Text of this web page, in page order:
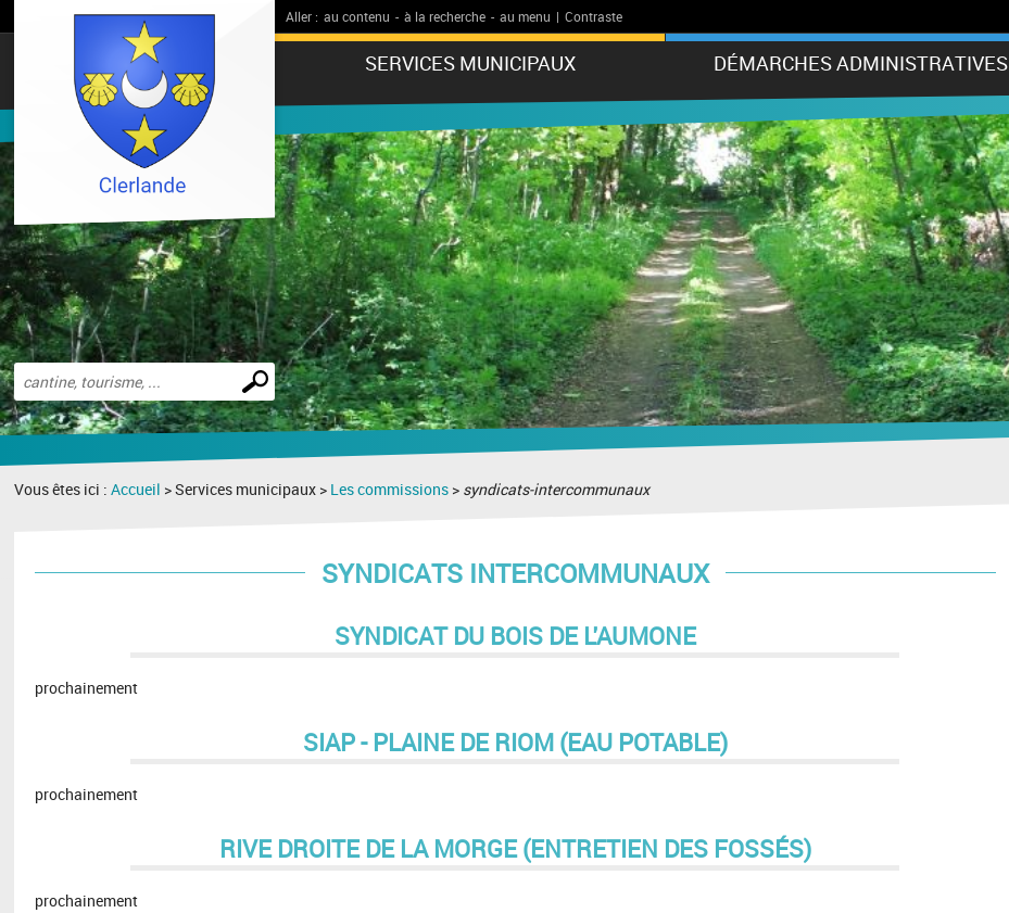
Aller : au contenu - à la recherche - au menu | Contraste
SERVICES MUNICIPAUX DÉMARCHES ADMINISTRATIVES
Effectuer
une
recherche
Vous êtes ici :Accueil > Services municipaux > Les commissions > syndicats-intercommunaux
SYNDICATS INTERCOMMUNAUX
SYNDICAT DU BOIS DE L'AUMONE
​prochainement
SIAP - PLAINE DE RIOM (EAU POTABLE)
prochainement
RIVE DROITE DE LA MORGE (ENTRETIEN DES FOSSÉS)
prochainement